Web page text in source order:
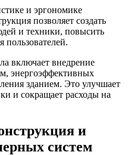
и эргономике
позволяет создать
и техники, повысить
пользователей.
включает внедрение
энергоэффективных
зданием. Это улучшает
и сокращает расходы на
и
систем